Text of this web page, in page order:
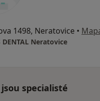
1498, Neratovice •
DENTAL Neratovice
specialisté